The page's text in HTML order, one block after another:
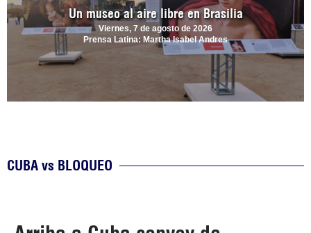
Un museo al aire libre en Brasilia
Viernes, 7 de agosto de 2026
Prensa Latina: Martha Isabel Andres
CUBA vs BLOQUEO